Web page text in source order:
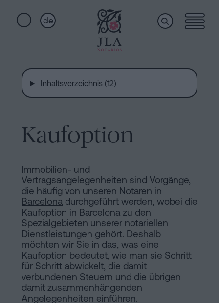
de
Home
Dienstleistungen
Wer
wir
sind
Installationen
Online-
Staatsbürgerschaftseid
Notariat
Erbschaften
in
Kaufvertrag
in
Barcelona
Hypotheken
Auflösung
einer
eingetragenen
Lebenspartnerschaft
in
Barcelona
Inhaltsverzeichnis (12)
Kaufoption
Immobilien- und
Vertragsangelegenheiten sind Vorgänge,
die häufig von unseren Notaren in
Barcelona durchgeführt werden, wobei die
Kaufoption in Barcelona zu den
Spezialgebieten unserer notariellen
Dienstleistungen gehört. Deshalb
möchten wir Sie in das, was eine
Kaufoption bedeutet, wie man sie Schritt
für Schritt abwickelt, die damit
verbundenen Steuern und die übrigen
damit zusammenhängenden
Angelegenheiten einführen.